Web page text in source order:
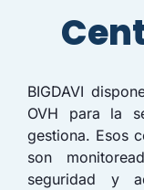
BIGDAVI
OVH para la
gestiona. Esos
son
seguridad y